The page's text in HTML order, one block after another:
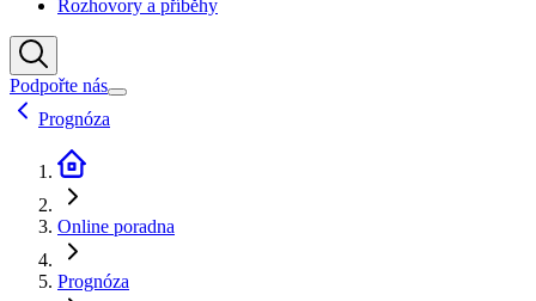
Rozhovory a příběhy
Podpořte nás
Prognóza
Online poradna
Prognóza